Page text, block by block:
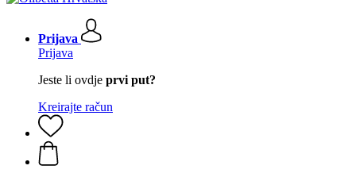
Prijava
Prijava
Jeste li ovdje prvi put?
Kreirajte račun